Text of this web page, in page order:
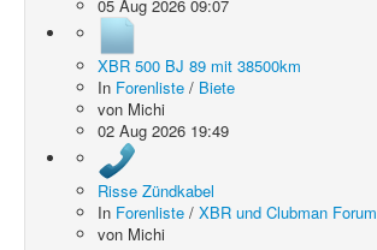
05 Aug 2026 09:07
XBR 500 BJ 89 mit 38500km
In Forenliste / Biete
von Michi
02 Aug 2026 19:49
Risse Zündkabel
In Forenliste / XBR und Clubman Forum
von Michi